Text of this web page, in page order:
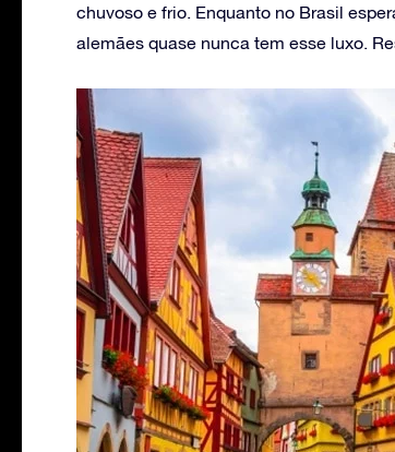
chuvoso e frio. Enquanto no Brasil
alemães quase nunca tem esse luxo.